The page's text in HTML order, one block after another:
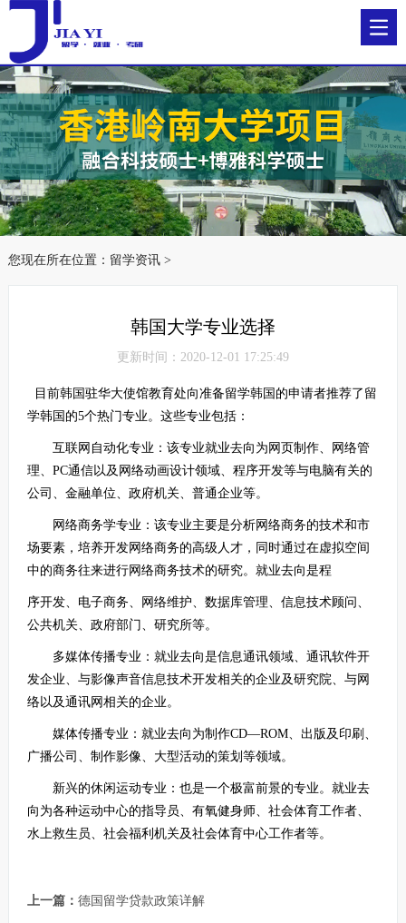
您现在所在位置： 留学资讯>
韩国大学专业选择
更新时间：2020-12-01 17:25:49
目前韩国驻华大使馆教育处向准备留学韩国的申请者推荐了留
学韩国的5个热门专业。这些专业包括：
互联网自动化专业：该专业就业去向为网页制作、网络管
理、PC通信以及网络动画设计领域、程序开发等与电脑有关的
公司、金融单位、政府机关、普通企业等。
网络商务学专业：该专业主要是分析网络商务的技术和市
场要素，培养开发网络商务的高级人才，同时通过在虚拟空间
中的商务往来进行网络商务技术的研究。就业去向是程
序开发、电子商务、网络维护、数据库管理、信息技术顾问、
公共机关、政府部门、研究所等。
多媒体传播专业：就业去向是信息通讯领域、通讯软件开
发企业、与影像声音信息技术开发相关的企业及研究院、与网
络以及通讯网相关的企业。
媒体传播专业：就业去向为制作CD—ROM、出版及印刷、
广播公司、制作影像、大型活动的策划等领域。
新兴的休闲运动专业：也是一个极富前景的专业。就业去
向为各种运动中心的指导员、有氧健身师、社会体育工作者、
水上救生员、社会福利机关及社会体育中心工作者等。
上一篇： 德国留学贷款政策详解